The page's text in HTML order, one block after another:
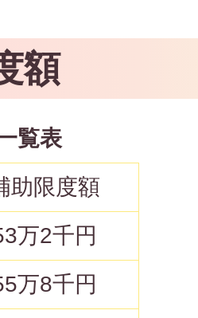
額
覧表
助限度額
万2千円
万8千円